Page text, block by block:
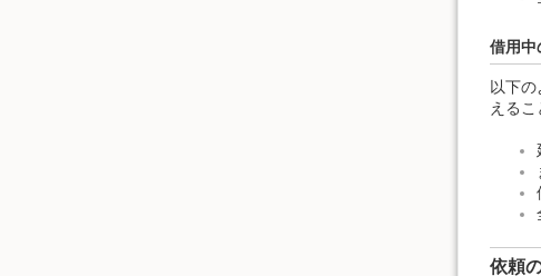
借用中
以下
えるこ
依頼